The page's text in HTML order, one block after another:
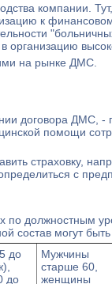
компании.
к
организацию
на рынке ДМС.
договора ДМС, -
помощи
страховку,
с
по должностным
состав могут
до
до
Мужчины
старше 60,
женщины